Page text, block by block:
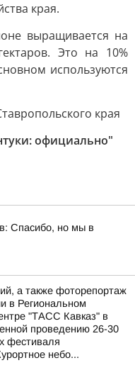
края.
выращивается на
Это на 10%
используются
края
официально"
Спасибо, но мы в
а также фоторепортаж
в Региональном
"ТАСС Кавказ" в
проведению 26-30
фестиваля
небо...